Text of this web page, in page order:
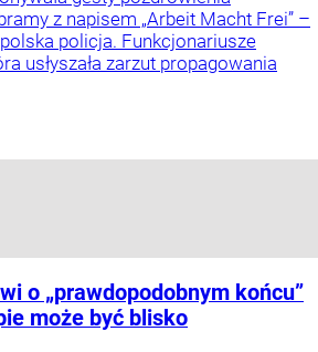
z napisem „Arbeit Macht Frei” –
policja. Funkcjonariusze
usłyszała zarzut propagowania
o „prawdopodobnym końcu”
może być blisko